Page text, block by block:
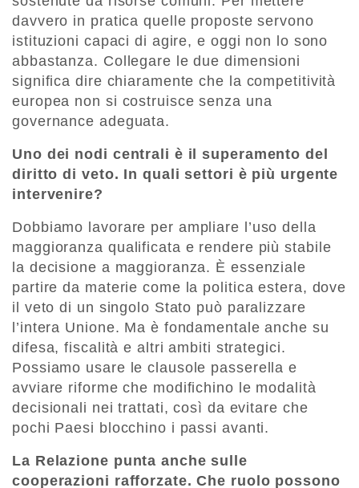
davvero in pratica quelle proposte servono
istituzioni capaci di agire, e oggi non lo sono
abbastanza. Collegare le due dimensioni
significa dire chiaramente che la competitività
europea non si costruisce senza una
governance adeguata.
Uno dei nodi centrali è il superamento del
diritto di veto. In quali settori è più urgente
intervenire?
Dobbiamo lavorare per ampliare l’uso della
maggioranza qualificata e rendere più stabile
la decisione a maggioranza. È essenziale
partire da materie come la politica estera, dove
il veto di un singolo Stato può paralizzare
l’intera Unione. Ma è fondamentale anche su
difesa, fiscalità e altri ambiti strategici.
Possiamo usare le clausole passerella e
avviare riforme che modifichino le modalità
decisionali nei trattati, così da evitare che
pochi Paesi blocchino i passi avanti.
La Relazione punta anche sulle
cooperazioni rafforzate. Che ruolo possono